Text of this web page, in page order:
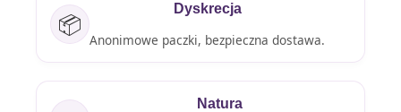
📦
Dyskrecja
Anonimowe paczki, bezpieczna dostawa.
Natura